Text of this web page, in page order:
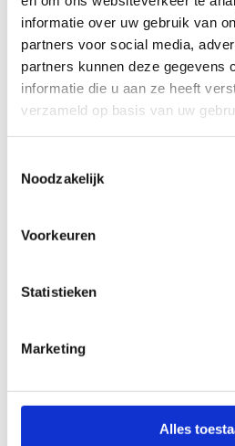
informatie over uw gebruik van
partners voor social media,
partners kunnen deze gegevens
informatie die u aan ze heeft
verzameld op basis van uw
Noodzakelijk
Voorkeuren
Statistieken
Marketing
Alles
rubbers aan.
Wat zijn de
van zelf glas
vervangen en
een
veiligheidsrisico’s
met
glas, grote
professionele hulp
garantiekwesties en
kunnen problemen